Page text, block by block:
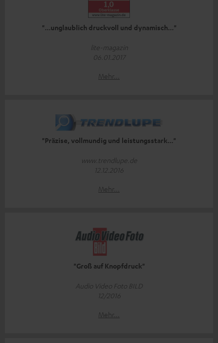
"...unglaublich druckvoll und dynamisch..."
lite-magazin
06.01.2017
Mehr...
"Präzise, vollmundig und leistungsstark..."
www.trendlupe.de
12.12.2016
Mehr...
"Groß auf Knopfdruck"
Audio Video Foto BILD
12/2016
Mehr...